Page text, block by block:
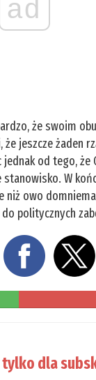
ad
że swoim
jeszcze żaden
od tego,
W
owo
politycznych
dla